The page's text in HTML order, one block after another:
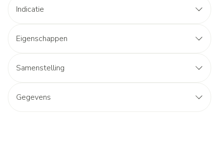
Indicatie
Eigenschappen
Samenstelling
Gegevens